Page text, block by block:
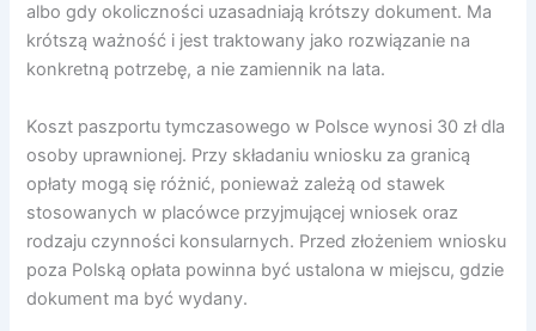
albo gdy okoliczności uzasadniają krótszy dokument. Ma
krótszą ważność i jest traktowany jako rozwiązanie na
konkretną potrzebę, a nie zamiennik na lata.
Koszt paszportu tymczasowego w Polsce wynosi 30 zł dla
osoby uprawnionej. Przy składaniu wniosku za granicą
opłaty mogą się różnić, ponieważ zależą od stawek
stosowanych w placówce przyjmującej wniosek oraz
rodzaju czynności konsularnych. Przed złożeniem wniosku
poza Polską opłata powinna być ustalona w miejscu, gdzie
dokument ma być wydany.